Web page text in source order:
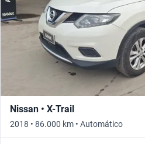
Nissan • X-Trail
2018 • 86.000 km • Automático